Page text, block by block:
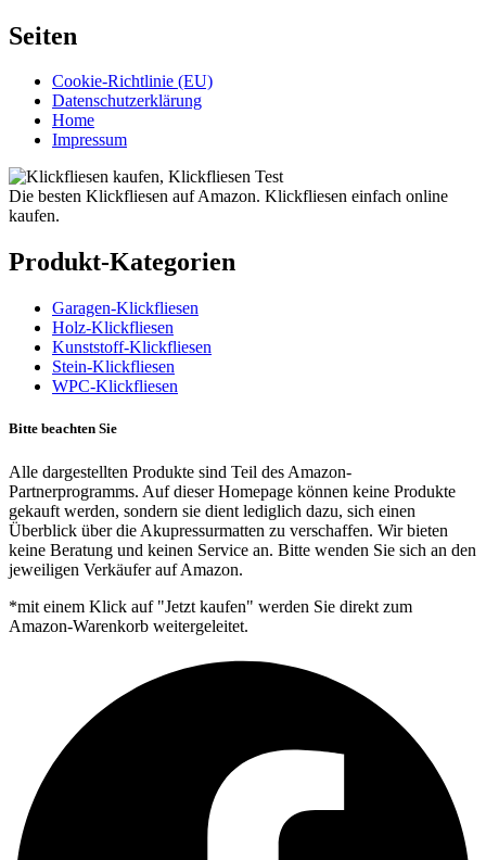
Seiten
Cookie-Richtlinie (EU)
Datenschutzerklärung
Home
Impressum
Die besten Klickfliesen auf Amazon. Klickfliesen einfach online
kaufen.
Produkt-Kategorien
Garagen-Klickfliesen
Holz-Klickfliesen
Kunststoff-Klickfliesen
Stein-Klickfliesen
WPC-Klickfliesen
Bitte beachten Sie
Alle dargestellten Produkte sind Teil des Amazon-
Partnerprogramms. Auf dieser Homepage können keine Produkte
gekauft werden, sondern sie dient lediglich dazu, sich einen
Überblick über die Akupressurmatten zu verschaffen. Wir bieten
keine Beratung und keinen Service an. Bitte wenden Sie sich an den
jeweiligen Verkäufer auf Amazon.
*mit einem Klick auf "Jetzt kaufen" werden Sie direkt zum
Amazon-Warenkorb weitergeleitet.